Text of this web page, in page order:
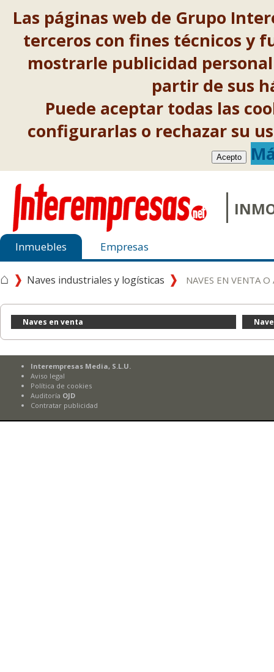
Las páginas web de Grupo
terceros con fines técnicos y
mostrarle publicidad
partir de sus
Puede aceptar todas las
configurarlas o rechazar su
Acepto
Inmuebles Empresas
⌂ Naves industriales y logísticas NAVES EN VENTA
Naves en venta
Interempresas Media, S.L.U.
Aviso legal
Política de cookies
Auditoría OJD
Contratar publicidad